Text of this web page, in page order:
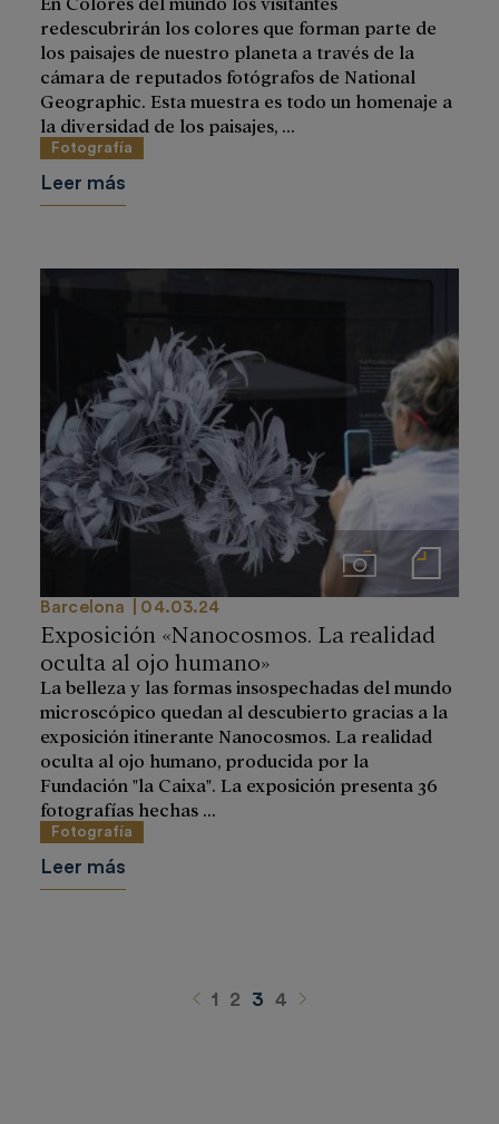
redescubrirán los colores que forman parte de
los paisajes de nuestro planeta a través de la
cámara de reputados fotógrafos de National
Geographic. Esta muestra es todo un homenaje a
la diversidad de los paisajes, ...
Fotografía
Leer más
ImágenesNotas de prensa
Barcelona 04.03.24
Exposición «Nanocosmos. La realidad
oculta al ojo humano»
La belleza y las formas insospechadas del mundo
microscópico quedan al descubierto gracias a la
exposición itinerante Nanocosmos. La realidad
oculta al ojo humano, producida por la
Fundación "la Caixa". La exposición presenta 36
fotografías hechas ...
Fotografía
Leer más
Anterior
1 2 3 4 Siguiente